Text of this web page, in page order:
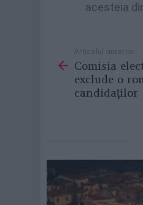
acesteia
more
Articolul anterior
Comisia
exclude o
candidaţilor